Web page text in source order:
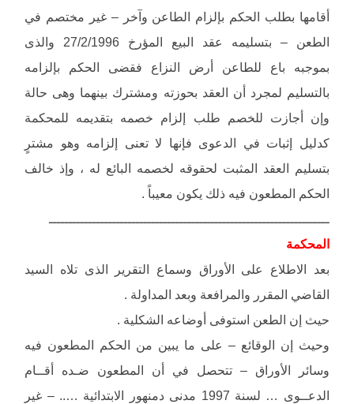
أقامها بطلب الحكم بإلزام الطاعن وآخر – غير مختصم في
الطعن – بتسليمه عقد البيع المؤرخ 27/2/1996 والذى
بموجبه باع للطاعن أرض النزاع فقضى الحكم بإلزامه
بالتسليم لمجرد أن العقد بحوزته ومشترك بينهما وهى حالة
وإن أجازت للخصم طلب إلزام خصمه بتقديمه للمحكمة
كدليل إثبات في الدعوى فإنها لا تعنى إلزامه وهو مشترٍ
بتسليم العقد المثبت لحقوقه لخصمه البائع له ، وإذ خالف
الحكم المطعون فيه ذلك يكون معيباً .
ـــــــــــــــــــــــــــــــــــــــــــــــــــــــــــــــــــــــ
المحكمة
بعد الاطلاع على الأوراق وسماع التقرير الذى تلاه السيد
القاضي المقرر والمرافعة وبعد المداولة .
حيث إن الطعن استوفى أوضاعه الشكلية .
وحيث إن الوقائع – على ما يبين من الحكم المطعون فيه
وسائر الأوراق – تتحصل في أن المطعون ضـده أقــام
الدعــوى … لسنة 1997 مدنى دمنهور الابتدائية ….. – غير